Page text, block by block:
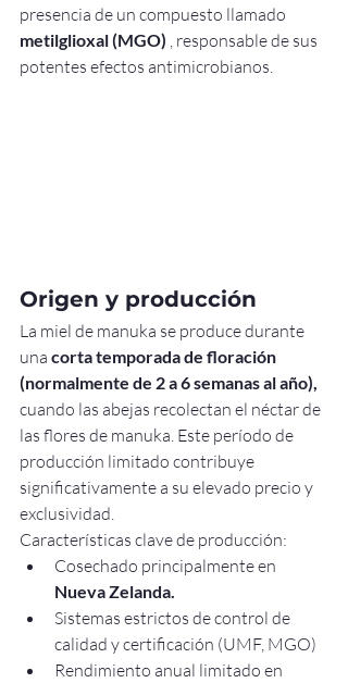
presencia de un compuesto llamado
metilglioxal (MGO) , responsable de sus
potentes efectos antimicrobianos.
Origen y producción
La miel de manuka se produce durante
una corta temporada de floración
(normalmente de 2 a 6 semanas al año),
cuando las abejas recolectan el néctar de
las flores de manuka. Este período de
producción limitado contribuye
significativamente a su elevado precio y
exclusividad.
Características clave de producción:
Cosechado principalmente en
Nueva Zelanda.
Sistemas estrictos de control de
calidad y certificación (UMF, MGO)
Rendimiento anual limitado en